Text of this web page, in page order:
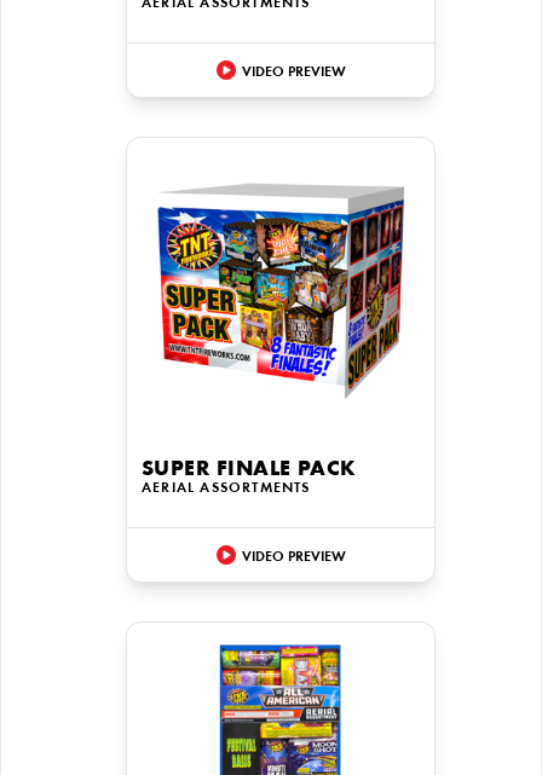
AERIAL ASSORTMENTS
VIDEO PREVIEW
SUPER FINALE PACK
AERIAL ASSORTMENTS
VIDEO PREVIEW